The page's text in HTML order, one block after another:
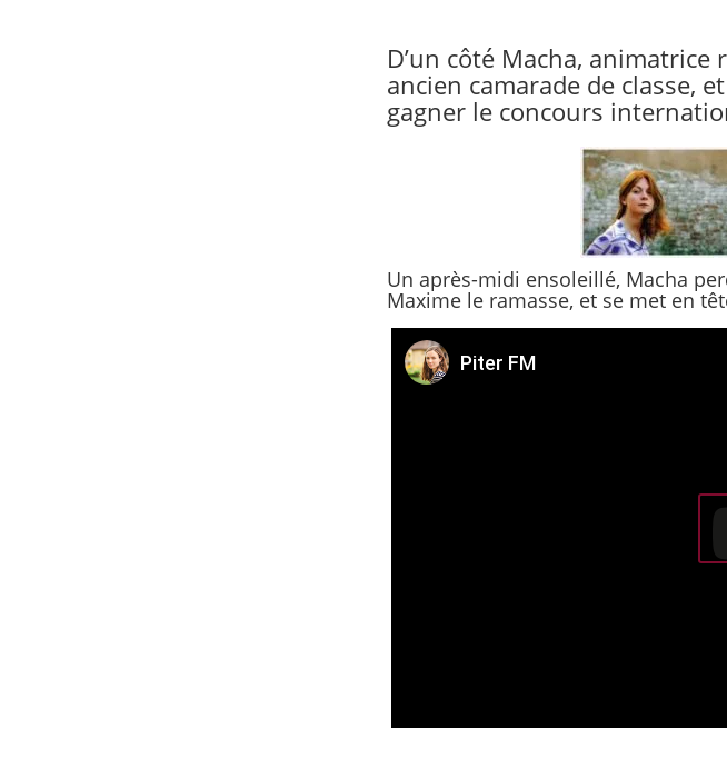
D’un côté Macha,
ancien camarade de classe,
gagner le concours
Un après-midi ensoleillé, Macha
Maxime le ramasse, et se met en
Piter FM